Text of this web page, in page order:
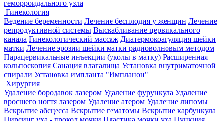
геморроидального узла
Гинекология
Ведение беременности Лечение бесплодия у женщин Лечение
репродуктивной системы Выскабливание цервикального
канала Гинекологический массаж Диатермокоагуляция шейки
матки Лечение эрозии шейки матки радиоволновым методом
Парацервикальные инъекции (уколы в матку) Расширенная
кольпоскопия Санация влагалища Установка внутриматочной
спирали Установка импланта "Импланон"
Хирургия
Удаление бородавок лазером Удаление фурункула Удаление
вросшего ногтя лазером Удаление атером Удаление липомы
Вскрытие абсцесса Вскрытие гематомы Вскрытие карбункула
Пирсинг уха - прокол мочки Пластика мочки уха Пункция